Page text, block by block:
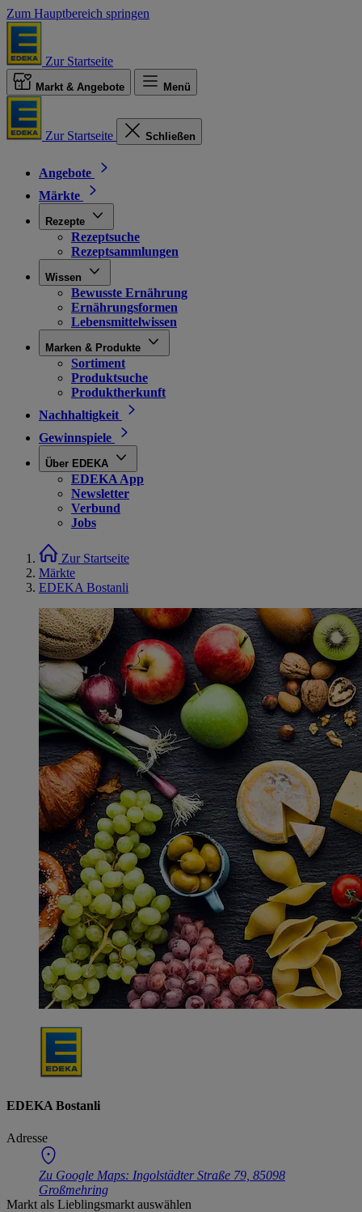
Zum Hauptbereich springen
Zur Startseite
Markt & Angebote Menü
Zur Startseite Schließen
Angebote
Märkte
Rezepte
Rezeptsuche
Rezeptsammlungen
Wissen
Bewusste Ernährung
Ernährungsformen
Lebensmittelwissen
Marken & Produkte
Sortiment
Produktsuche
Produktherkunft
Nachhaltigkeit
Gewinnspiele
Über EDEKA
EDEKA App
Newsletter
Verbund
Jobs
Zur Startseite
Märkte
EDEKA Bostanli
EDEKA Bostanli
Adresse
Zu Google Maps: Ingolstädter Straße 79, 85098
Großmehring
Markt als Lieblingsmarkt auswählen